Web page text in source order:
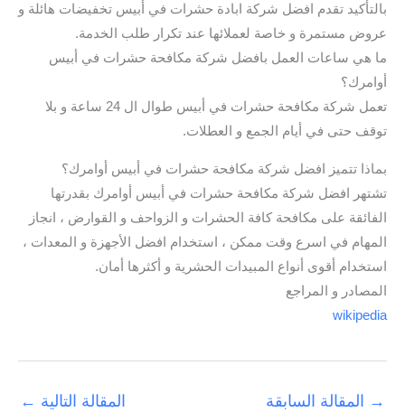
بالتأكيد تقدم افضل شركة ابادة حشرات في أبيس تخفيضات هائلة و
عروض مستمرة و خاصة لعملائها عند تكرار طلب الخدمة.
ما هي ساعات العمل بافضل شركة مكافحة حشرات في أبيس
أوامرك؟
تعمل شركة مكافحة حشرات في أبيس طوال ال 24 ساعة و بلا
توقف حتى في أيام الجمع و العطلات.
بماذا تتميز افضل شركة مكافحة حشرات في أبيس أوامرك؟
تشتهر افضل شركة مكافحة حشرات في أبيس أوامرك بقدرتها
الفائقة على مكافحة كافة الحشرات و الزواحف و القوارض ، انجاز
المهام في اسرع وقت ممكن ، استخدام افضل الأجهزة و المعدات ،
استخدام أقوى أنواع المبيدات الحشرية و أكثرها أمان.
المصادر و المراجع
wikipedia
→ المقالة السابقة المقالة التالية ←